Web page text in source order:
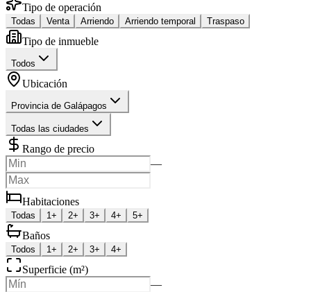
Tipo de operación
Todas Venta Arriendo Arriendo temporal Traspaso
Tipo de inmueble
Todos
Ubicación
Provincia de Galápagos
Todas las ciudades
Rango de precio
—
Habitaciones
Todas 1+ 2+ 3+ 4+ 5+
Baños
Todos 1+ 2+ 3+ 4+
Superficie (m²)
—